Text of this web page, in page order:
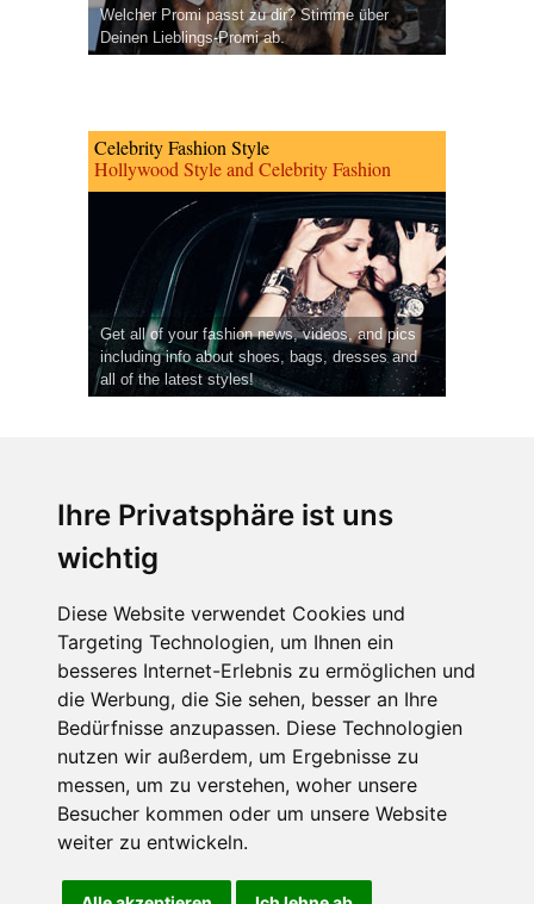
Ihre Privatsphäre ist uns
wichtig
Diese Website verwendet Cookies und
Targeting Technologien, um Ihnen ein
besseres Internet-Erlebnis zu ermöglichen und
die Werbung, die Sie sehen, besser an Ihre
Bedürfnisse anzupassen. Diese Technologien
nutzen wir außerdem, um Ergebnisse zu
messen, um zu verstehen, woher unsere
Besucher kommen oder um unsere Website
weiter zu entwickeln.
Welcher Promi passt zu dir? Stimme über
Deinen Lieblings-Promi ab.
Celebrity Fashion Style
Hollywood Style and Celebrity Fashion
Get all of your fashion news, videos, and pics
including info about shoes, bags, dresses and
all of the latest styles!
CPost.org© 2013-2023 The Celebrity Post.
Terms of Use Privacy | Cookies Policy( Einstellungen ändern
About Us
Advertising
Contact Us
YouTube